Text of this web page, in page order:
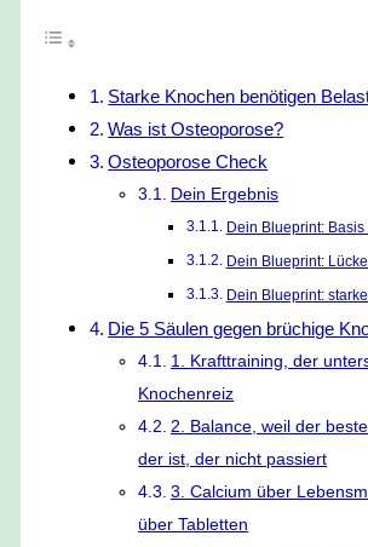
Starke Knochen benötigen
Was ist Osteoporose?
Osteoporose Check
Dein Ergebnis
Dein Blueprint: Basis
Dein Blueprint:
Dein Blueprint:
Die 5 Säulen gegen brüchige
1. Krafttraining, der
Knochenreiz
2. Balance, weil der
der ist, der nicht passiert
3. Calcium über
über Tabletten